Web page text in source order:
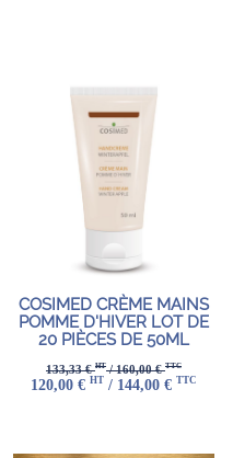
COSIMED CRÈME MAINS
POMME D'HIVER LOT DE
20 PIÈCES DE 50ML
133,33 €HT/ 160,00 €TTC
120,00 € HT / 144,00 € TTC